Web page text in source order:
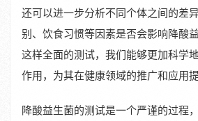
还可以进一步分析不同个体之间的差
别、饮食习惯等因素是否会影响降酸
这样全面的测试，我们能够更加科学
作用，为其在健康领域的推广和应用
降酸益生菌的测试是一个严谨的过程